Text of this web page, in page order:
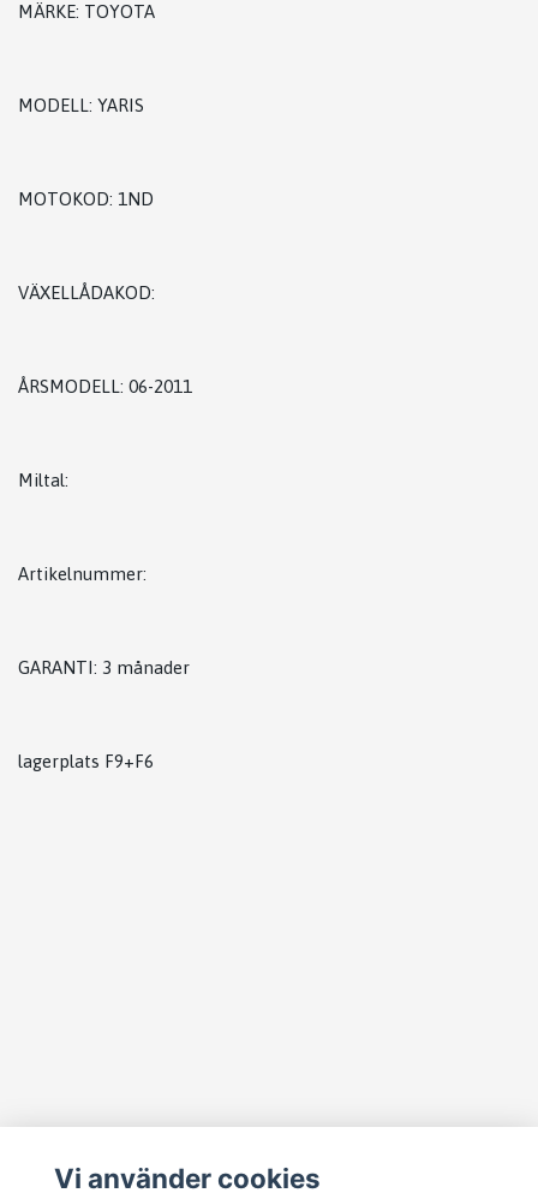
MÄRKE: TOYOTA
MODELL: YARIS
MOTOKOD: 1ND
VÄXELLÅDAKOD:
ÅRSMODELL: 06-2011
Miltal:
Artikelnummer:
GARANTI: 3 månader
lagerplats F9+F6
Vi använder cookies